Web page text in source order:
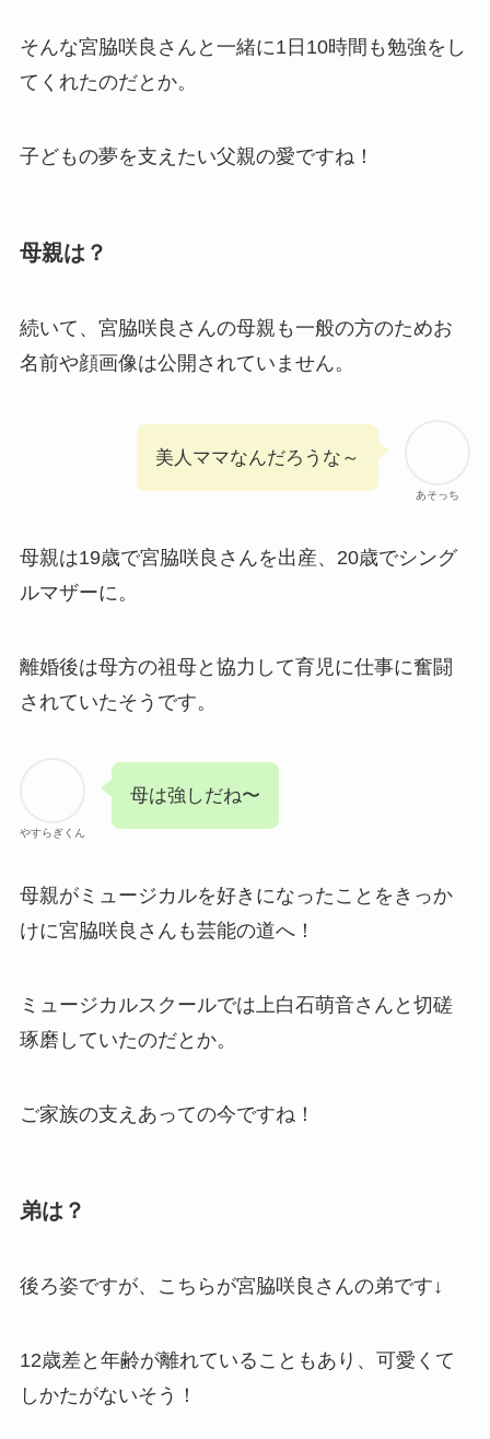
そんな宮脇咲良さんと一緒に1日10時間も勉強をし
てくれたのだとか。
子どもの夢を支えたい父親の愛ですね！
母親は？
続いて、宮脇咲良さんの母親も一般の方のためお
名前や顔画像は公開されていません。
あそっち
美人ママなんだろうな～
母親は19歳で宮脇咲良さんを出産、20歳でシング
ルマザーに。
離婚後は母方の祖母と協力して育児に仕事に奮闘
されていたそうです。
やすらぎくん
母は強しだね〜
母親がミュージカルを好きになったことをきっか
けに宮脇咲良さんも芸能の道へ！
ミュージカルスクールでは上白石萌音さんと切磋
琢磨していたのだとか。
ご家族の支えあっての今ですね！
弟は？
後ろ姿ですが、こちらが宮脇咲良さんの弟です↓
12歳差と年齢が離れていることもあり、可愛くて
しかたがないそう！